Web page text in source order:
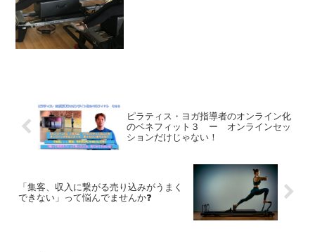
ピラティス・ヨガ指導者のオンライン化
のベネフィット３ ー オンラインセッ
ションだけじゃない！
「集客、収入に繋がる売り込みがうまく
できない」って悩んでませんか❓